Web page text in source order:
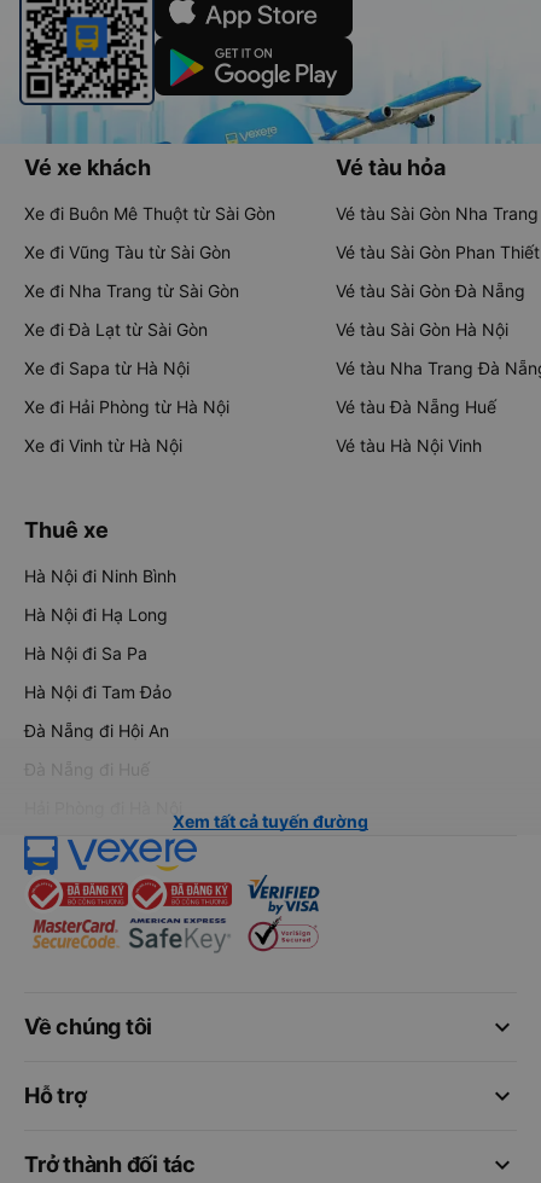
Vé xe khách
Xe đi Buôn Mê Thuột từ Sài Gòn
Xe đi Vũng Tàu từ Sài Gòn
Xe đi Nha Trang từ Sài Gòn
Xe đi Đà Lạt từ Sài Gòn
Xe đi Sapa từ Hà Nội
Xe đi Hải Phòng từ Hà Nội
Xe đi Vinh từ Hà Nội
Vé tàu hỏa
Vé tàu Sài Gòn Nha Trang
Vé tàu Sài Gòn Phan Thiết
Vé tàu Sài Gòn Đà Nẵng
Vé tàu Sài Gòn Hà Nội
Vé tàu Nha Trang Đà
Vé tàu Đà Nẵng Huế
Vé tàu Hà Nội Vinh
Thuê xe
Hà Nội đi Ninh Bình
Hà Nội đi Hạ Long
Hà Nội đi Sa Pa
Hà Nội đi Tam Đảo
Đà Nẵng đi Hội An
Đà Nẵng đi Huế
Xem tất cả tuyến đường
keyboard_arrow_down
Về chúng tôi
keyboard_arrow_down
Hỗ trợ
keyboard_arrow_down
Trở thành đối tác